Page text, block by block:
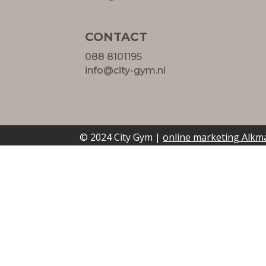
CONTACT
088 8101195
info@city-gym.nl
© 2024 City Gym |online marketing